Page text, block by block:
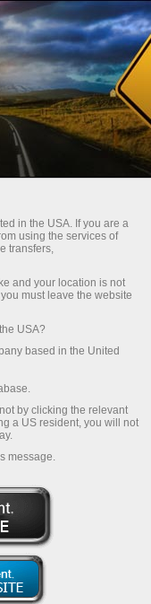
бонусты
еркін шығару
от сделок
in the USA. If you are a
using the services of
transfers,
and your location is not
must leave the website
USA?
based in the United
by clicking the relevant
a US resident, you will not
message.